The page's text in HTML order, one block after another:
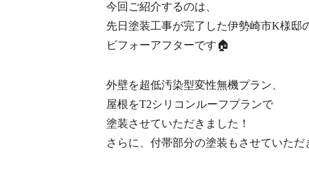
今回ご紹介するのは、
先日塗装工事が完了した伊勢崎市K様邸
ビフォーアフターです🏠
外壁を超低汚染型変性無機プラン、
屋根をT2シリコンルーフプランで
塗装させていただきました！
さらに、付帯部分の塗装もさせていただ